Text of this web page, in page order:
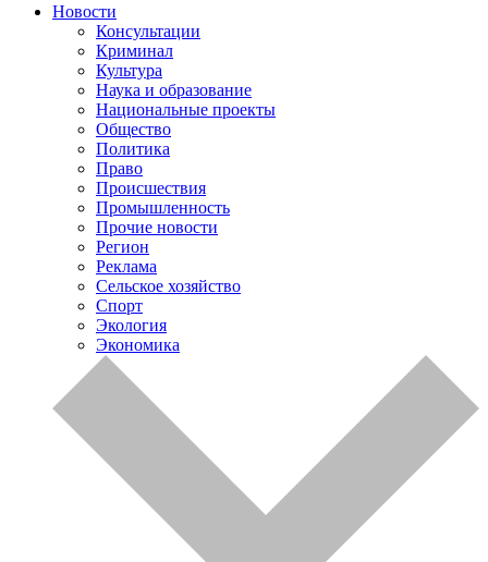
Новости
Консультации
Криминал
Культура
Наука и образование
Национальные проекты
Общество
Политика
Право
Происшествия
Промышленность
Прочие новости
Регион
Реклама
Сельское хозяйство
Спорт
Экология
Экономика